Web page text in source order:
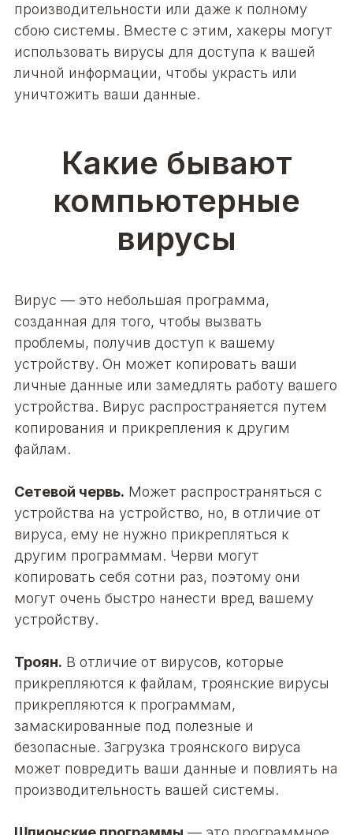
производительности или даже к полному
сбою системы. Вместе с этим, хакеры могут
использовать вирусы для доступа к вашей
личной информации, чтобы украсть или
уничтожить ваши данные.
Какие бывают
компьютерные
вирусы
Вирус — это небольшая программа,
созданная для того, чтобы вызвать
проблемы, получив доступ к вашему
устройству. Он может копировать ваши
личные данные или замедлять работу вашего
устройства. Вирус распространяется путем
копирования и прикрепления к другим
файлам.
Сетевой червь. Может распространяться с
устройства на устройство, но, в отличие от
вируса, ему не нужно прикрепляться к
другим программам. Черви могут
копировать себя сотни раз, поэтому они
могут очень быстро нанести вред вашему
устройству.
Троян. В отличие от вирусов, которые
прикрепляются к файлам, троянские вирусы
прикрепляются к программам,
замаскированные под полезные и
безопасные. Загрузка троянского вируса
может повредить ваши данные и повлиять на
производительность вашей системы.